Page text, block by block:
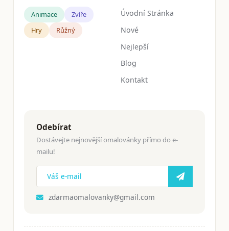
Animace
Zvíře
Hry
Růžný
Úvodní Stránka
Nové
Nejlepší
Blog
Kontakt
Odebírat
Dostávejte nejnovější omalovánky přímo do e-
mailu!
zdarmaomalovanky@gmail.com